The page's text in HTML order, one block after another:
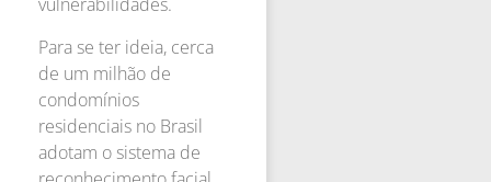
Para se ter ideia, cerca
de um milhão de
condomínios
residenciais no Brasil
adotam o sistema de